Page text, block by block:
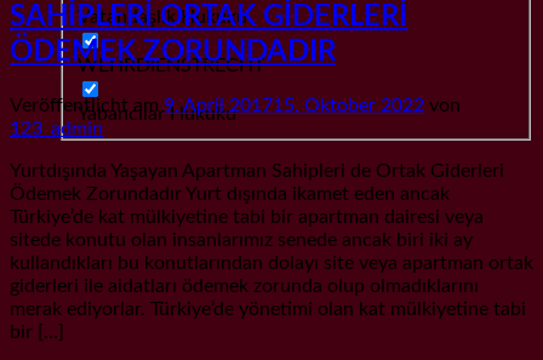
Vatandaşlık Hukuku
WEHRDIENSTRECHT
Yabancılar Hukuku
SAHİPLERİ ORTAK GİDERLERİ
ÖDEMEK ZORUNDADIR
Veröffentlicht am 9. April 201715. Oktober 2022 von
123_admin
Yurtdışında Yaşayan Apartman Sahipleri de Ortak Giderleri
Ödemek Zorundadır Yurt dışında ikamet eden ancak
Türkiye’de kat mülkiyetine tabi bir apartman dairesi veya
sitede konutu olan insanlarımız senede ancak biri iki ay
kullandıkları bu konutlarından dolayı site veya apartman ortak
giderleri ile aidatları ödemek zorunda olup olmadıklarını
merak ediyorlar. Türkiye’de yönetimi olan kat mülkiyetine tabi
bir […]